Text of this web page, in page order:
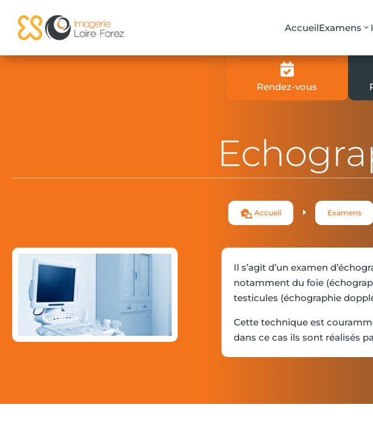
AccueilExamens

Rendez-vous
 Accueil E Examens
Il s’agit d’un examen
notamment du foie
testicules (échographie
Cette technique est
dans ce cas ils sont réalisés